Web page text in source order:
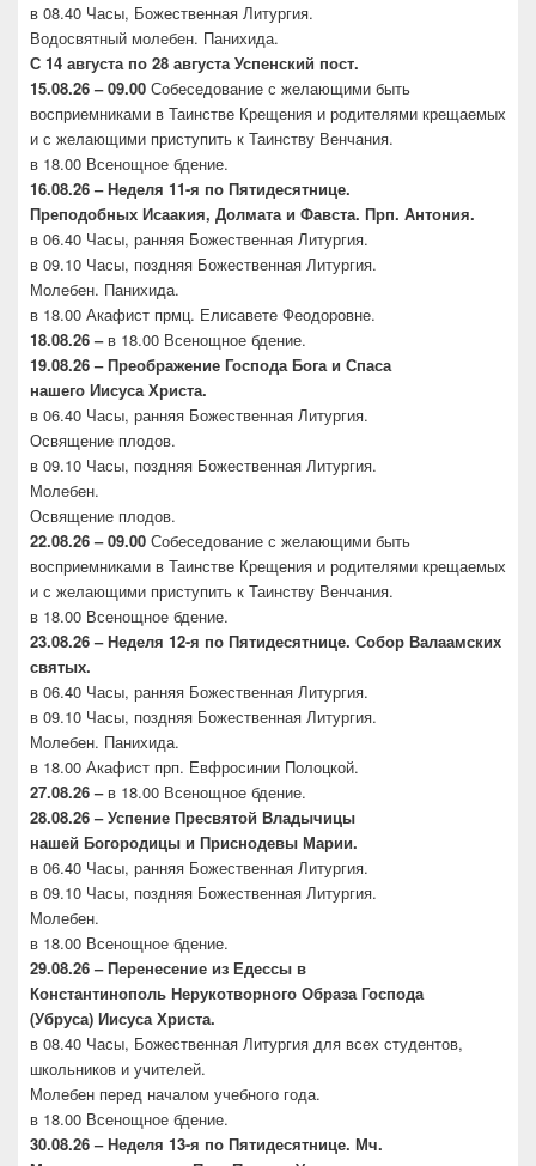
в 08.40 Часы, Божественная Литургия.
Водосвятный молебен. Панихида.
С 14 августа по 28 августа Успенский пост.
15.08.26 – 09.00 Собеседование с желающими быть
восприемниками в Таинстве Крещения и родителями крещаемых
и с желающими приступить к Таинству Венчания.
в 18.00 Всенощное бдение.
16.08.26 – Неделя 11-я по Пятидесятнице.
Преподобных Исаакия, Долмата и Фавста. Прп. Антония.
в 06.40 Часы, ранняя Божественная Литургия.
в 09.10 Часы, поздняя Божественная Литургия.
Молебен. Панихида.
в 18.00 Акафист прмц. Елисавете Феодоровне.
18.08.26 –в 18.00 Всенощное бдение.
19.08.26 – Преображение Господа Бога и Спаса
нашего Иисуса Христа.
в 06.40 Часы, ранняя Божественная Литургия.
Освящение плодов.
в 09.10 Часы, поздняя Божественная Литургия.
Молебен.
Освящение плодов.
22.08.26 – 09.00 Собеседование с желающими быть
восприемниками в Таинстве Крещения и родителями крещаемых
и с желающими приступить к Таинству Венчания.
в 18.00 Всенощное бдение.
23.08.26 – Неделя 12-я по Пятидесятнице. Собор Валаамских
святых.
в 06.40 Часы, ранняя Божественная Литургия.
в 09.10 Часы, поздняя Божественная Литургия.
Молебен. Панихида.
в 18.00 Акафист прп. Евфросинии Полоцкой.
27.08.26 –в 18.00 Всенощное бдение.
28.08.26 – Успение Пресвятой Владычицы
нашей Богородицы и Приснодевы Марии.
в 06.40 Часы, ранняя Божественная Литургия.
в 09.10 Часы, поздняя Божественная Литургия.
Молебен.
в 18.00 Всенощное бдение.
29.08.26 – Перенесение из Едессы в
Константинополь Нерукотворного Образа Господа
(Убруса) Иисуса Христа.
в 08.40 Часы, Божественная Литургия для всех студентов,
школьников и учителей.
Молебен перед началом учебного года.
в 18.00 Всенощное бдение.
30.08.26 – Неделя 13-я по Пятидесятнице. Мч.